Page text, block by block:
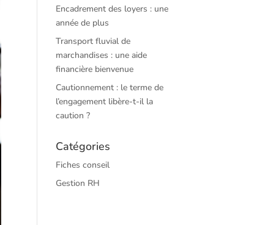
Encadrement des loyers : une
année de plus
Transport fluvial de
marchandises : une aide
financière bienvenue
Cautionnement : le terme de
l’engagement libère-t-il la
caution ?
Catégories
Fiches conseil
Gestion RH